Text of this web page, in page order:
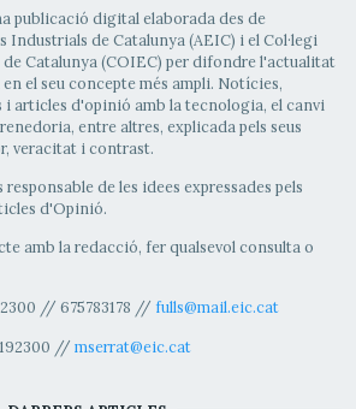
publicació digital elaborada des de
de Catalunya (AEIC) i el Col·legi
Catalunya (COIEC) per difondre l'actualitat
el seu concepte més ampli. Notícies,
articles d'opinió amb la tecnologia, el canvi
entre altres, explicada pels seus
veracitat i contrast.
de les idees expressades pels
d'Opinió.
amb la redacció, fer qualsevol consulta o
// 675783178 // fulls@mail.eic.cat
// mserrat@eic.cat